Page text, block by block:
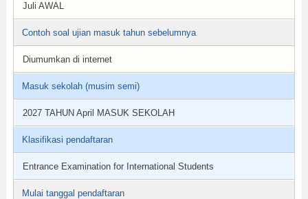
Juli AWAL
Contoh soal ujian masuk tahun sebelumnya
Diumumkan di internet
Masuk sekolah (musim semi)
2027 TAHUN April MASUK SEKOLAH
Klasifikasi pendaftaran
Entrance Examination for International Students
Mulai tanggal pendaftaran